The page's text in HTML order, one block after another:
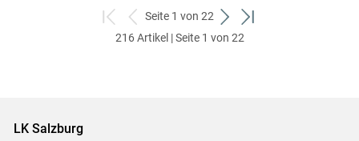
zum
ersten
zurück
zum
Seite 1 von 22
weiter
zum
zum
216 Artikel | Seite 1 von 22
LK Salzburg